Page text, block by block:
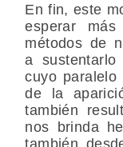
En fin, este
esperar
métodos de
a
cuyo
de la
también
nos brinda
también